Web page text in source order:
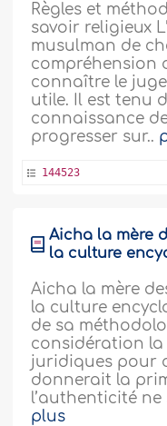
Règles et
savoir religieux
musulman de
compréhension
connaître le
utile. Il est tenu
connaissance
progresser sur..
144523
Aicha la mère
la culture
Aicha la mère
la culture
de sa
considération la
juridiques pour
donnerait la
l’authenticité
plus